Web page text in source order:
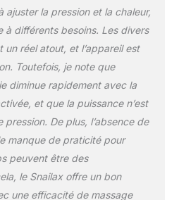
par chaleur
doté d'une fonction
améliore le confort
du massage. La
les muscles
relaxation plus
plus rapide.
】 Le masseur
avec un sac de
permet de le ranger
pas utilisé et de le
ajuster la pression et la chaleur,
à différents besoins. Les divers
un réel atout, et l’appareil est
Toutefois, je note que
diminue rapidement avec la
et que la puissance n’est
De plus, l’absence de
manque de praticité pour
peuvent être des
le Snailax offre un bon
une efficacité de massage